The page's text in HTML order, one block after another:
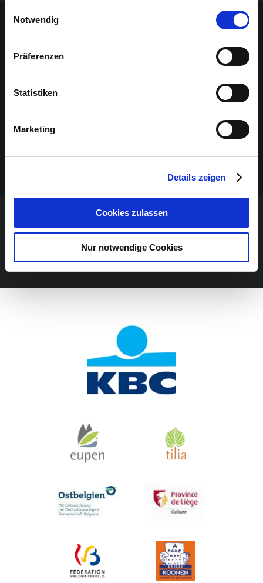
Notwendig
Präferenzen
Statistiken
Marketing
Details zeigen
Cookies zulassen
Nur notwendige Cookies
NE MANQUEZ AUCUN ÉVÉNEMENT!